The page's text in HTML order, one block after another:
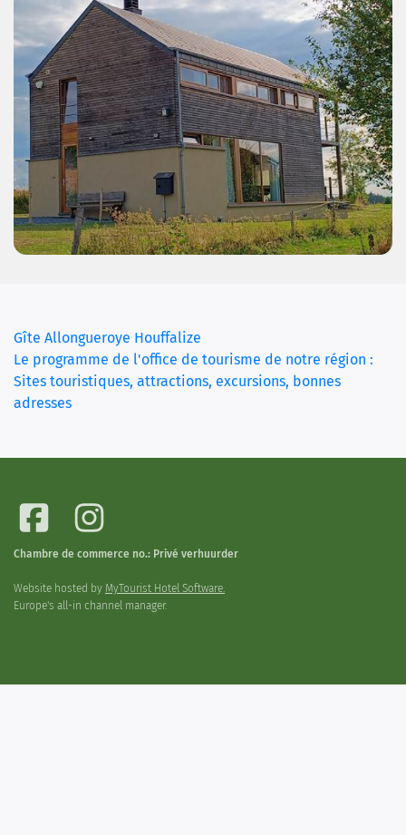
Gîte Allongueroye Houffalize
Le programme de l'office de tourisme de notre région :
Sites touristiques, attractions, excursions, bonnes
adresses
Chambre de commerce no.: Privé verhuurder
Website hosted by MyTourist Hotel Software.
Europe's all-in channel manager.